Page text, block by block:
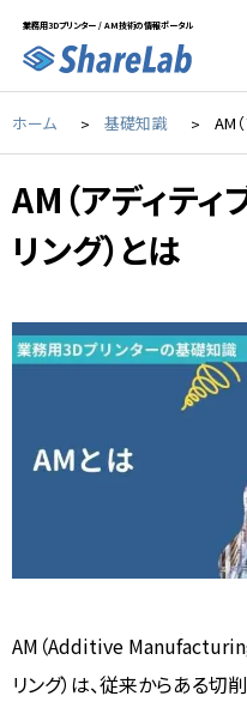
業務用3Dプリンター / AM技術の情報ポータル
ホーム 基礎知識 AM
AM（アディティ
リング）とは
AM（Additive Manufacturing
リング）は、従来からある